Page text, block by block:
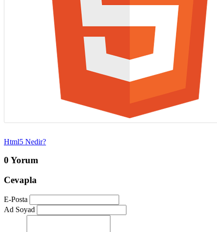
Html5 Nedir?
0 Yorum
Cevapla
E-Posta
Ad Soyad